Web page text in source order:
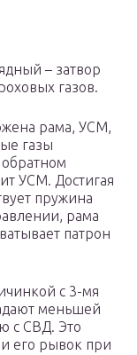
– затвор
газов.
рама, УСМ,
газы
УСМ. Достигая
пружина
рама
патрон
с 3-мя
меньшей
с СВД. Это
и его рывок при